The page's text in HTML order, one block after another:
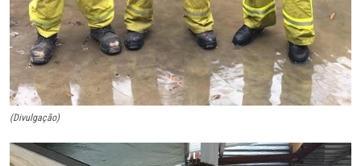
(Divulgação)